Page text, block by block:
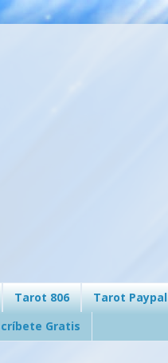
Tarot 806 Tarot Paypal
Gratis